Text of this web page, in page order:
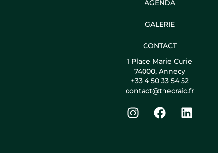
AGENDA
GALERIE
CONTACT
1 Place Marie Curie
74000, Annecy
+33 4 50 33 54 52
contact@thecraic.fr